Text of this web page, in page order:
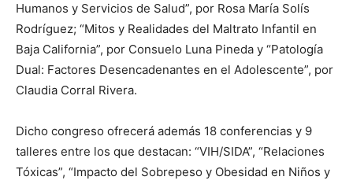
Humanos y Servicios de Salud”, por Rosa María Solís
Rodríguez; “Mitos y Realidades del Maltrato Infantil en
Baja California”, por Consuelo Luna Pineda y “Patología
Dual: Factores Desencadenantes en el Adolescente”, por
Claudia Corral Rivera.
Dicho congreso ofrecerá además 18 conferencias y 9
talleres entre los que destacan: “VIH/SIDA”, “Relaciones
Tóxicas”, “Impacto del Sobrepeso y Obesidad en Niños y